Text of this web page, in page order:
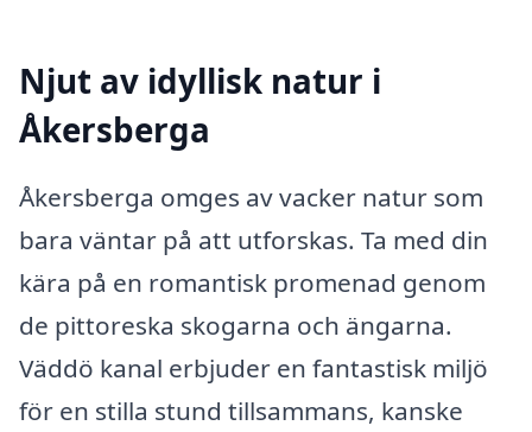
Njut av idyllisk natur i
Åkersberga
Åkersberga omges av vacker natur som
bara väntar på att utforskas. Ta med din
kära på en romantisk promenad genom
de pittoreska skogarna och ängarna.
Väddö kanal erbjuder en fantastisk miljö
för en stilla stund tillsammans, kanske